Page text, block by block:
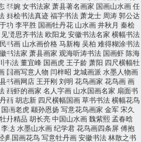
李婉 女书法家 萧县著名画家 国画山水画任
秦桧书法真迹福字书法萧龙士 周涛郭公达
功 李平胜 国画牡丹花 山水画井秋月 秦桧
见贤思齐书法欧阳龙安徽书法名家 横幅书法
书画 山水画价格马新梅吴柏 难得糊涂书法
书法家 萧县画家 观海听涛书法 国画虾陈海
书法董宜峰 国画虎 王子龄萧阳 四尺横幅牡
国画写意人物 闫梓昭 龙城画派 水墨人物画
书画网店 王开刚刘明 花鸟画家 花鸟画画
画虾的画家 名人字画 山水国画名家 扇面书
画胡志新 四尺横幅国画草书书法横幅花鸟
国画老虎颛孙恩扬 写意花鸟画家 金军宋久
丹精品 胡长亮中国山水画魏紫熙孟春晗
李达水墨山水画纪学君花鸟画四条屏傅抱
典国画花鸟写意牡丹画安徽书法林散之书